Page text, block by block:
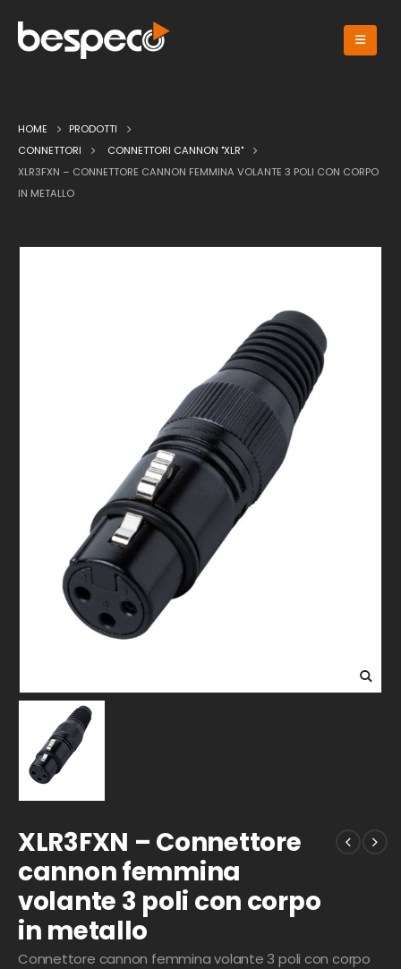
HOME
PRODOTTI
CONNETTORI
CONNETTORI CANNON "XLR"
XLR3FXN – CONNETTORE CANNON FEMMINA VOLANTE 3 POLI CON CORPO
IN METALLO
XLR3FXN – Connettore
cannon femmina
volante 3 poli con corpo
in metallo
Connettore cannon femmina volante 3 poli con corpo